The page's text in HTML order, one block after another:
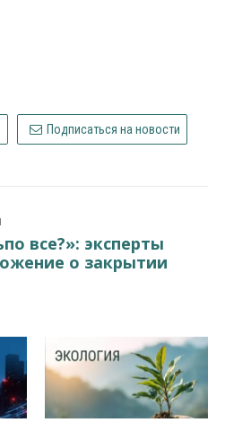
Подписаться на новости
все?»: эксперты
о закрытии